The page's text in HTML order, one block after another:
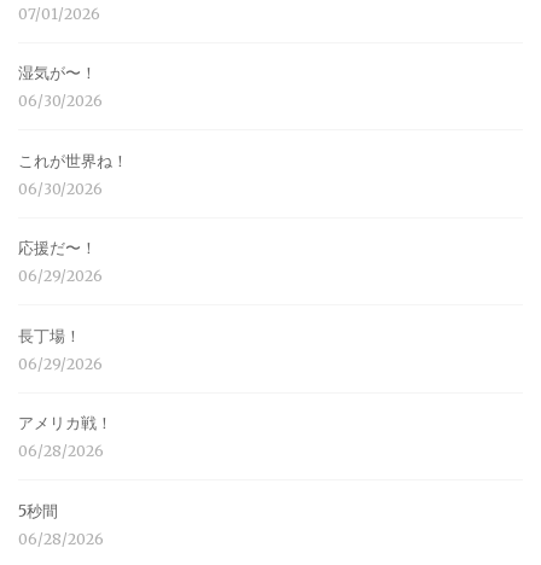
07/01/2026
湿気が〜！
06/30/2026
これが世界ね！
06/30/2026
応援だ〜！
06/29/2026
長丁場！
06/29/2026
アメリカ戦！
06/28/2026
5秒間
06/28/2026